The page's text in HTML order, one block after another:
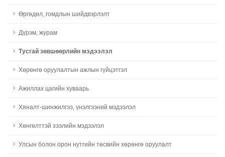
Өргөдөл, гомдлын шийдвэрлэлт
Дүрэм, журам
Тусгай зөвшөөрлийн мэдээлэл
Хөрөнгө оруулалтын ажлын гүйцэтгэл
Ажиллах цагийн хуваарь
Хяналт-шинжилгээ, үнэлгээний мэдээлэл
Хөнгөлттэй зээлийн мэдээлэл
Улсын болон орон нутгийн төсвийн хөрөнгө оруулалт